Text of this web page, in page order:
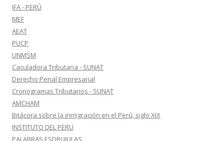
IFA - PERÚ
MEF
AEAT
PUCP
UNMSM
Caculadora Tributaria - SUNAT
Derecho Penal Empresarial
Cronogramas Tributarios - SUNAT
AMCHAM
Bitácora sobre la inmigración en el Perú, siglo XIX
INSTITUTO DEL PERU
PALABRAS ESDRUJULAS